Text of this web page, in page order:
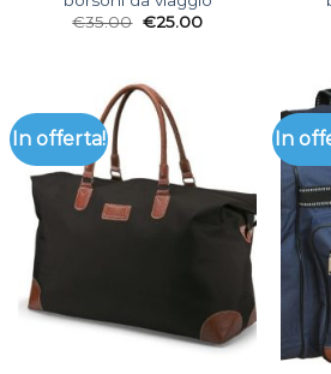
€35.00 €25.00
In offerta! In